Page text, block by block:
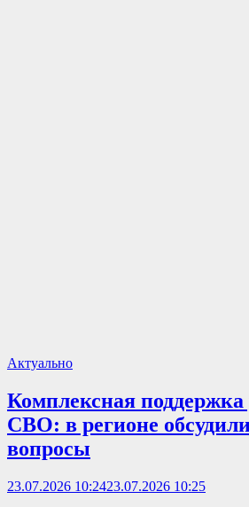
Актуально
Комплексная поддержка
СВО: в регионе
вопросы
23.07.2026 10:2423.07.2026 10:25